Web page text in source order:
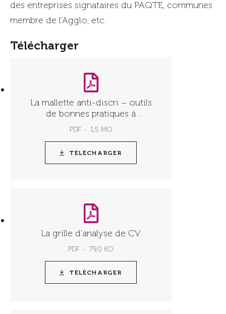
des entreprises signataires du PAQTE, communes
membre de l’Agglo, etc.
Télécharger
La mallette anti-discri – outils
de bonnes pratiques à
l’attention des employeurs
PDF 1,5 MO
TÉLÉCHARGER
La grille d’analyse de CV
PDF 79,0 KO
TÉLÉCHARGER